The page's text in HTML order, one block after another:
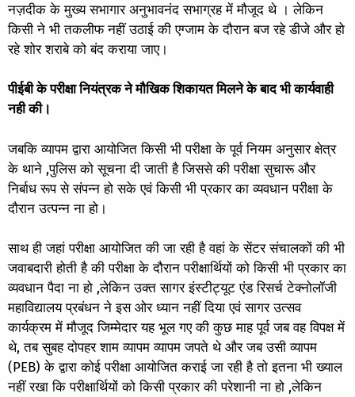
नज़दीक के मुख्य सभागार अनुभावनंद सभाग्रह में मौजूद थे । लेकिन
किसी ने भी तकलीफ नहीं उठाई की एग्जाम के दौरान बज रहे डीजे और हो
रहे शोर शराबे को बंद कराया जाए।
पीईबी के परीक्षा नियंत्रक ने मौखिक शिकायत मिलने के बाद भी कार्यवाही
नही की।
जबकि व्यापम द्वारा आयोजित किसी भी परीक्षा के पूर्व नियम अनुसार क्षेत्र
के थाने ,पुलिस को सूचना दी जाती है जिससे की परीक्षा सुचारू और
निर्बाध रूप से संपन्न हो सके एवं किसी भी प्रकार का व्यवधान परीक्षा के
दौरान उत्पन्न ना हो।
साथ ही जहां परीक्षा आयोजित की जा रही है वहां के सेंटर संचालकों की भी
जवाबदारी होती है की परीक्षा के दौरान परीक्षार्थियों को किसी भी प्रकार का
व्यवधान पैदा ना हो ,लेकिन उक्त सागर इंस्टीट्यूट एंड रिसर्च टेक्नोलॉजी
महाविद्यालय प्रबंधन ने इस ओर ध्यान नहीं दिया एवं सागर उत्सव
कार्यक्रम में मौजूद जिम्मेदार यह भूल गए की कुछ माह पूर्व जब वह विपक्ष में
थे, तब सुबह दोपहर शाम व्यापम व्यापम जपते थे और जब उसी व्यापम
(PEB) के द्वारा कोई परीक्षा आयोजित कराई जा रही है तो इतना भी ख्याल
नहीं रखा कि परीक्षार्थियों को किसी प्रकार की परेशानी ना हो ,लेकिन